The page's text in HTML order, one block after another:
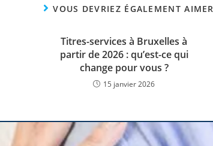
VOUS DEVRIEZ ÉGALEMENT AIMER
Titres-services à Bruxelles à
partir de 2026 : qu’est-ce qui
change pour vous ?
15 janvier 2026